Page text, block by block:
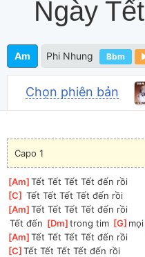
Ngày
Am Phi Nhung Bbm
Chọn phiên bản
Capo 1
[Am ]
Tết Tết Tết Tết đến rồi
[C ] Tết Tết Tết Tết đến rồi
[Am ]
Tết Tết Tết Tết đến rồi
Tết đến [Dm ]trong tim [G ]mọi
[Am ]
Tết Tết Tết Tết đến rồi
[C ]
Tết Tết Tết Tết đến rồi